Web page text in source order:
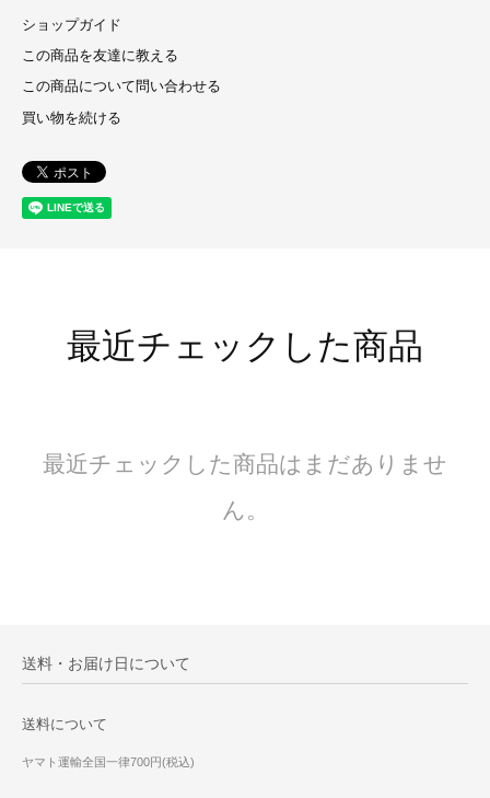
ショップガイド
この商品を友達に教える
この商品について問い合わせる
買い物を続ける
最近チェックした商品
最近チェックした商品はまだありませ
ん。
送料・お届け日について
送料について
ヤマト運輸全国一律700円(税込)